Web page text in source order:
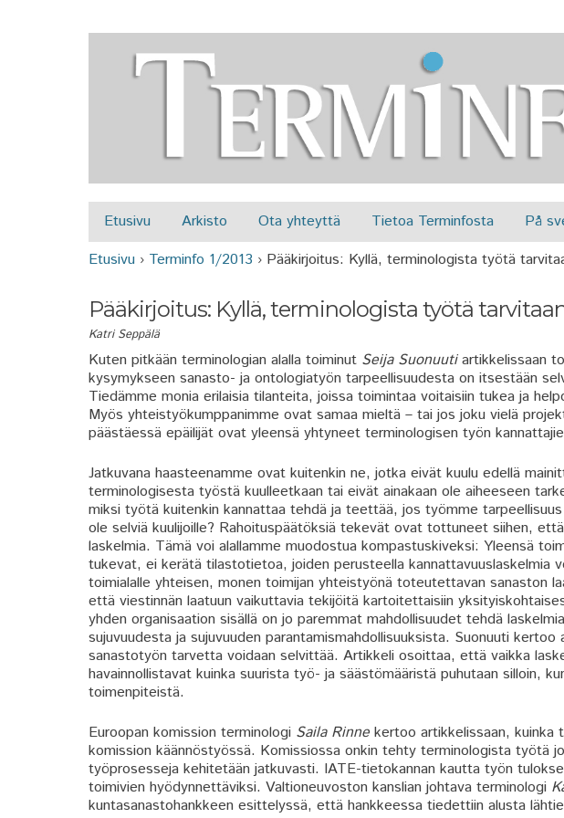
Päävalikko
Etusivu Arkisto Ota yhteyttä Tietoa Terminfosta På
Etusivu › Terminfo 1/2013 › Pääkirjoitus: Kyllä, terminologista työtä
Pääkirjoitus: Kyllä, terminologista työtä
Katri Seppälä
Kuten pitkään terminologian alalla toiminut Seija Suonuutiartikkelissaan
kysymykseen sanasto- ja ontologiatyön tarpeellisuudesta on itsestään
Tiedämme monia erilaisia tilanteita, joissa toimintaa voitaisiin tukea ja
Myös yhteistyökumppanimme ovat samaa mieltä – tai jos joku vielä
päästäessä epäilijät ovat yleensä yhtyneet terminologisen työn
Jatkuvana haasteenamme ovat kuitenkin ne, jotka eivät kuulu edellä
terminologisesta työstä kuulleetkaan tai eivät ainakaan ole aiheeseen
miksi työtä kuitenkin kannattaa tehdä ja teettää, jos työmme
ole selviä kuulijoille? Rahoituspäätöksiä tekevät ovat tottuneet siihen,
laskelmia. Tämä voi alallamme muodostua kompastuskiveksi: Yleensä
tukevat, ei kerätä tilastotietoa, joiden perusteella kannattavuuslaskelmia
toimialalle yhteisen, monen toimijan yhteistyönä toteutettavan sanaston
että viestinnän laatuun vaikuttavia tekijöitä kartoitettaisiin
yhden organisaation sisällä on jo paremmat mahdollisuudet tehdä
sujuvuudesta ja sujuvuuden parantamismahdollisuuksista. Suonuuti
sanastotyön tarvetta voidaan selvittää. Artikkeli osoittaa, että vaikka
havainnollistavat kuinka suurista työ- ja säästömääristä puhutaan silloin,
toimenpiteistä.
Euroopan komission terminologi Saila Rinne kertoo artikkelissaan,
komission käännöstyössä. Komissiossa onkin tehty terminologista työtä
työprosesseja kehitetään jatkuvasti. IATE-tietokannan kautta työn
toimivien hyödynnettäviksi. Valtioneuvoston kanslian johtava terminologi
kuntasanastohankkeen esittelyssä, että hankkeessa tiedettiin alusta